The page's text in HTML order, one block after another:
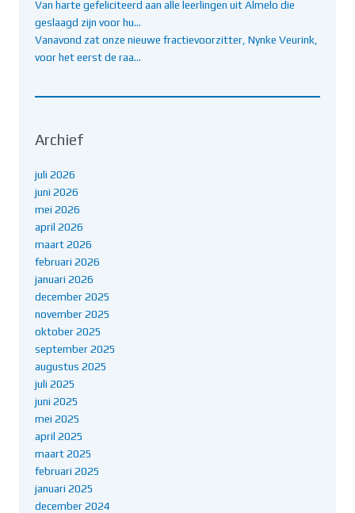
Van harte gefeliciteerd aan alle leerlingen uit Almelo die
geslaagd zijn voor hu…
Vanavond zat onze nieuwe fractievoorzitter, Nynke Veurink,
voor het eerst de raa…
Archief
juli 2026
juni 2026
mei 2026
april 2026
maart 2026
februari 2026
januari 2026
december 2025
november 2025
oktober 2025
september 2025
augustus 2025
juli 2025
juni 2025
mei 2025
april 2025
maart 2025
februari 2025
januari 2025
december 2024